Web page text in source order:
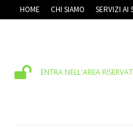
HOME CHI SIAMO SERVIZI AI
ENTRA NELL'AREA